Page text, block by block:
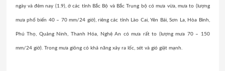
ngày và đêm nay (1.9), ở các tỉnh Bắc Bộ và Bắc Trung bộ có mưa vừa, mưa to (lượng
mưa phổ biến 40 – 70 mm/24 giờ), riêng các tỉnh Lào Cai, Yên Bái, Sơn La, Hòa Bình,
Phú Thọ, Quảng Ninh, Thanh Hóa, Nghệ An có mưa rất to (lượng mưa 70 – 150
mm/24 giờ). Trong mưa giông có khả năng xảy ra lốc, sét và gió giật mạnh.